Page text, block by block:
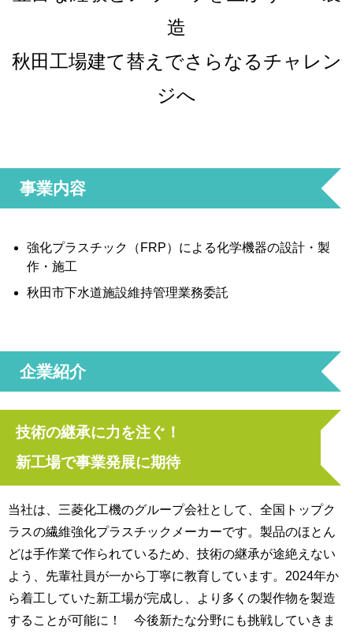
造
秋田工場建て替えでさらなるチャレン
ジへ
事業内容
強化プラスチック（FRP）による化学機器の設計・製
作・施工
秋田市下水道施設維持管理業務委託
企業紹介
技術の継承に力を注ぐ！
新工場で事業発展に期待
当社は、三菱化工機のグループ会社として、全国トップク
ラスの繊維強化プラスチックメーカーです。製品のほとん
どは手作業で作られているため、技術の継承が途絶えない
よう、先輩社員が一から丁寧に教育しています。2024年か
ら着工していた新工場が完成し、より多くの製作物を製造
することが可能に！ 今後新たな分野にも挑戦していきま